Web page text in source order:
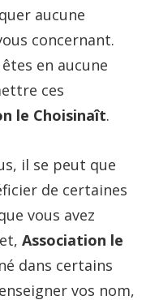
aucune
concernant.
en aucune
ces
le Choisinaît.
il se peut que
de certaines
vous avez
Association le
dans certains
vos nom,